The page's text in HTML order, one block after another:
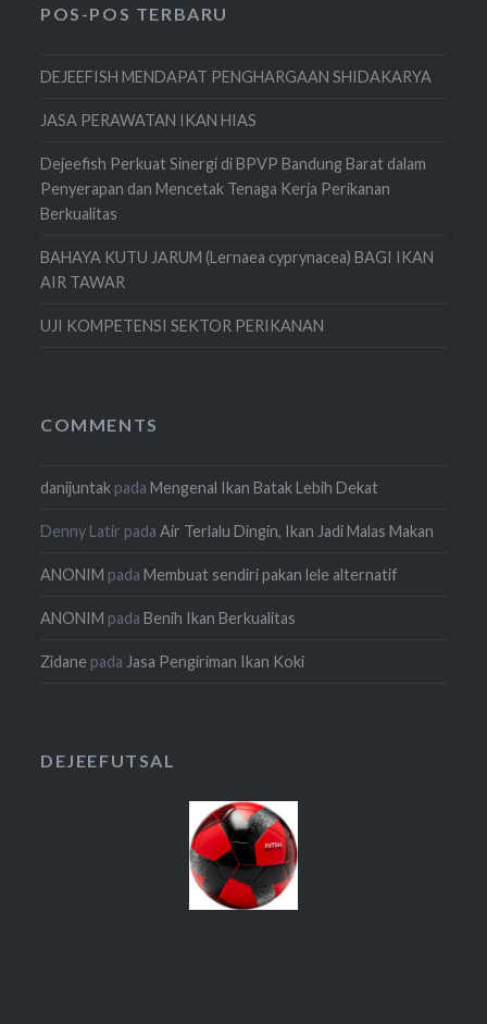
POS-POS TERBARU
DEJEEFISH MENDAPAT PENGHARGAAN SHIDAKARYA
JASA PERAWATAN IKAN HIAS
Dejeefish Perkuat Sinergi di BPVP Bandung Barat dalam
Penyerapan dan Mencetak Tenaga Kerja Perikanan
Berkualitas
BAHAYA KUTU JARUM (Lernaea cyprynacea) BAGI IKAN
AIR TAWAR
UJI KOMPETENSI SEKTOR PERIKANAN
COMMENTS
danijuntak padaMengenal Ikan Batak Lebih Dekat
Denny Latir padaAir Terlalu Dingin, Ikan Jadi Malas Makan
ANONIM padaMembuat sendiri pakan lele alternatif
ANONIM padaBenih Ikan Berkualitas
Zidane pada Jasa Pengiriman Ikan Koki
DEJEEFUTSAL